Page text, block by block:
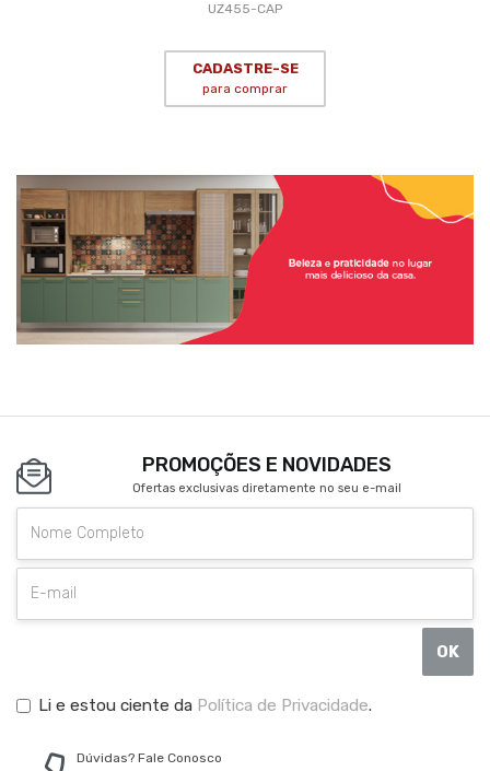
UZ455-CAP
CADASTRE-SE
para comprar
PROMOÇÕES E NOVIDADES
Ofertas exclusivas diretamente no seu e-mail
OK
Li e estou ciente da Política de Privacidade.
Dúvidas? Fale Conosco